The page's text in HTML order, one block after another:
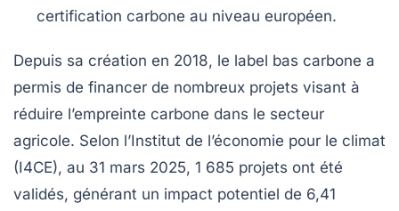
certification carbone au niveau européen.
Depuis sa création en 2018, le label bas carbone a
permis de financer de nombreux projets visant à
réduire l’empreinte carbone dans le secteur
agricole. Selon l’Institut de l’économie pour le climat
(I4CE), au 31 mars 2025, 1 685 projets ont été
validés, générant un impact potentiel de 6,41